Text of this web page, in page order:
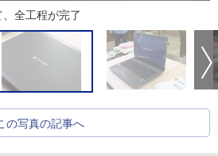
全工程が完了
の写真の記事へ